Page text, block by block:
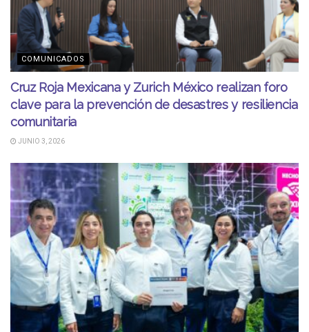
COMUNICADOS
Cruz Roja Mexicana y Zurich México realizan foro
clave para la prevención de desastres y resiliencia
comunitaria
JUNIO 3, 2026